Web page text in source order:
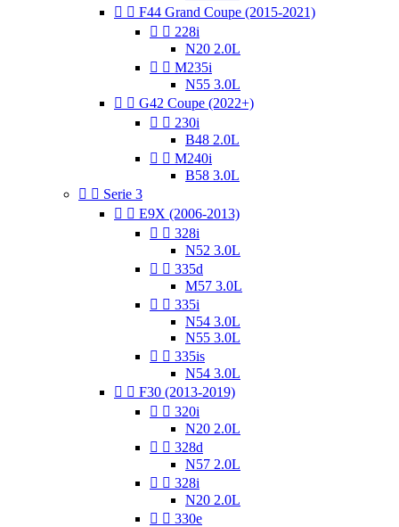
  F44 Grand Coupe (2015-2021)
  228i
N20 2.0L
  M235i
N55 3.0L
  G42 Coupe (2022+)
  230i
B48 2.0L
  M240i
B58 3.0L
  Serie 3
  E9X (2006-2013)
  328i
N52 3.0L
  335d
M57 3.0L
  335i
N54 3.0L
N55 3.0L
  335is
N54 3.0L
  F30 (2013-2019)
  320i
N20 2.0L
  328d
N57 2.0L
  328i
N20 2.0L
  330e